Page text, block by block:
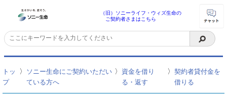
（旧）ソニーライフ・ウィズ生命の
ご契約者さまはこちら
トッ
プ
〉
ソニー生命にご契約いただい
ている方へ
〉
資金を借り
る・返す
〉 契約者貸付金を
借りる